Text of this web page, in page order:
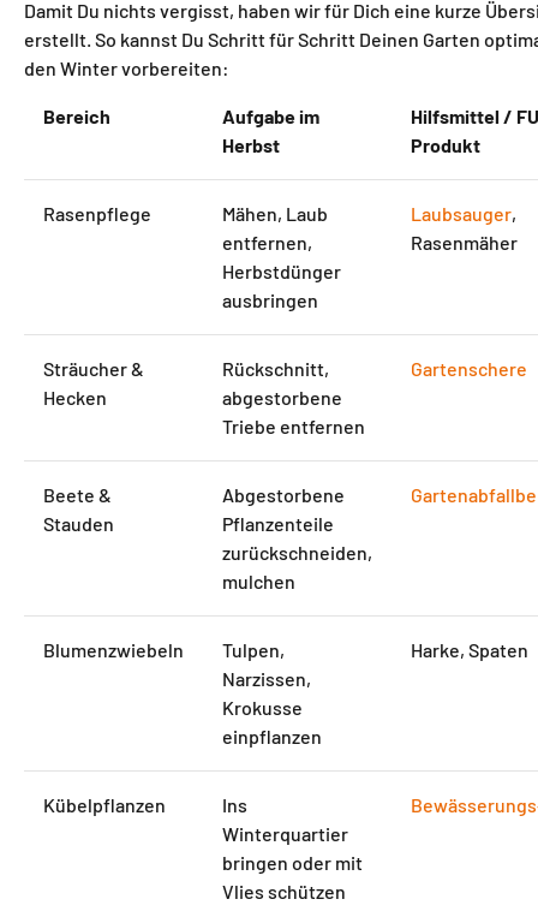
Damit Du nichts vergisst, haben wir für Dich eine kurze
erstellt. So kannst Du Schritt für Schritt Deinen Garten
den Winter vorbereiten:
Bereich
Aufgabe im
Herbst
Hilfsmittel /
Produkt
Rasenpflege
Mähen, Laub
entfernen,
Herbstdünger
ausbringen
Laubsauger,
Rasenmäher
Sträucher &
Hecken
Rückschnitt,
abgestorbene
Triebe entfernen
Gartenschere
Beete &
Stauden
Abgestorbene
Pflanzenteile
zurückschneiden,
mulchen
Blumenzwiebeln
Tulpen,
Narzissen,
Krokusse
einpflanzen
Harke, Spaten
Kübelpflanzen
Ins
Winterquartier
bringen oder mit
Vlies schützen